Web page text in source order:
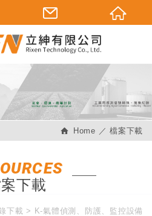
Home 檔案下載
下載
下載 K-氣體偵測、防護、監控設備
員登入
加入會員
記密碼
單查詢
資料修改
員登出